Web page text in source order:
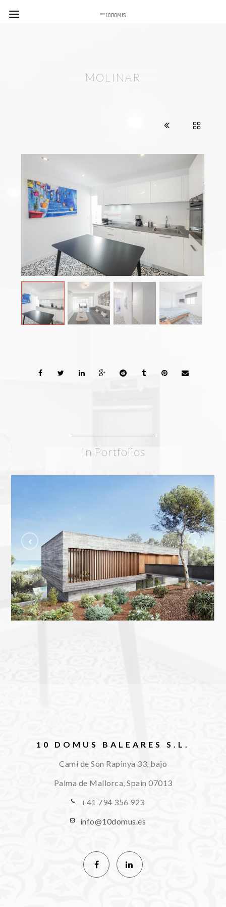
MOLINAR
In Portfolios
VILLA SKY
CURRENT
10 DOMUS BALEARES S.L.
Cami de Son Rapinya 33, bajo
Palma de Mallorca, Spain 07013
+41 794 356 923
info@10domus.es